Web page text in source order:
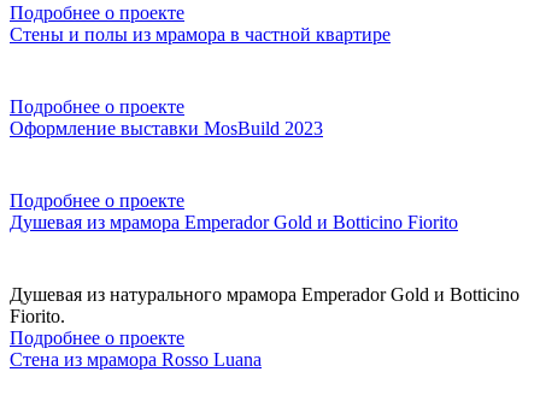
Подробнее о проекте
Стены и полы из мрамора в частной квартире
Подробнее о проекте
Оформление выставки MosBuild 2023
Подробнее о проекте
Душевая из мрамора Emperador Gold и Botticino Fiorito
Душевая из натурального мрамора Emperador Gold и Botticino
Fiorito.
Подробнее о проекте
Стена из мрамора Rosso Luana